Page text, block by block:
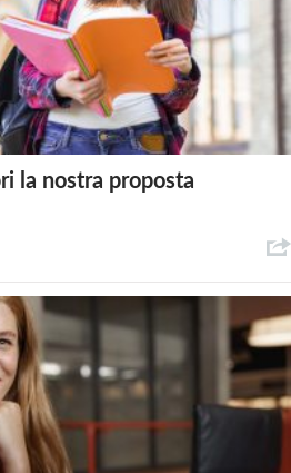
la nostra proposta